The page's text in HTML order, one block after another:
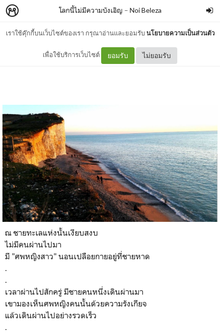
เราใช้คุ๊กกี้บนเว็บไซต์ของเรา กรุณาอ่านและยอมรับนโยบายความเป็นส่วนตัว
เพื่อใช้บริการเว็บไซต์ ยอมรับ ไม่ยอมรับ
โลกนี้ไม่มีความบังเอิญ – Noi Beleza
เมื่อมีวาสนา..ก็ไดัมาเจอกัน
ณ ชายทะเลแห่งนั้นเงียบสงบ
ไม่มีคนผ่านไปมา
มี "ศพหญิงสาว" นอนเปลือยกายอยู่ที่ชายหาด
.
.
เวลาผ่านไปสักครู่ มีชายคนหนึ่งเดินผ่านมา
เขามองเห็นศพหญิงคนนั้นด้วยความรังเกียจ
แล้วเดินผ่านไปอย่างรวดเร็ว
.